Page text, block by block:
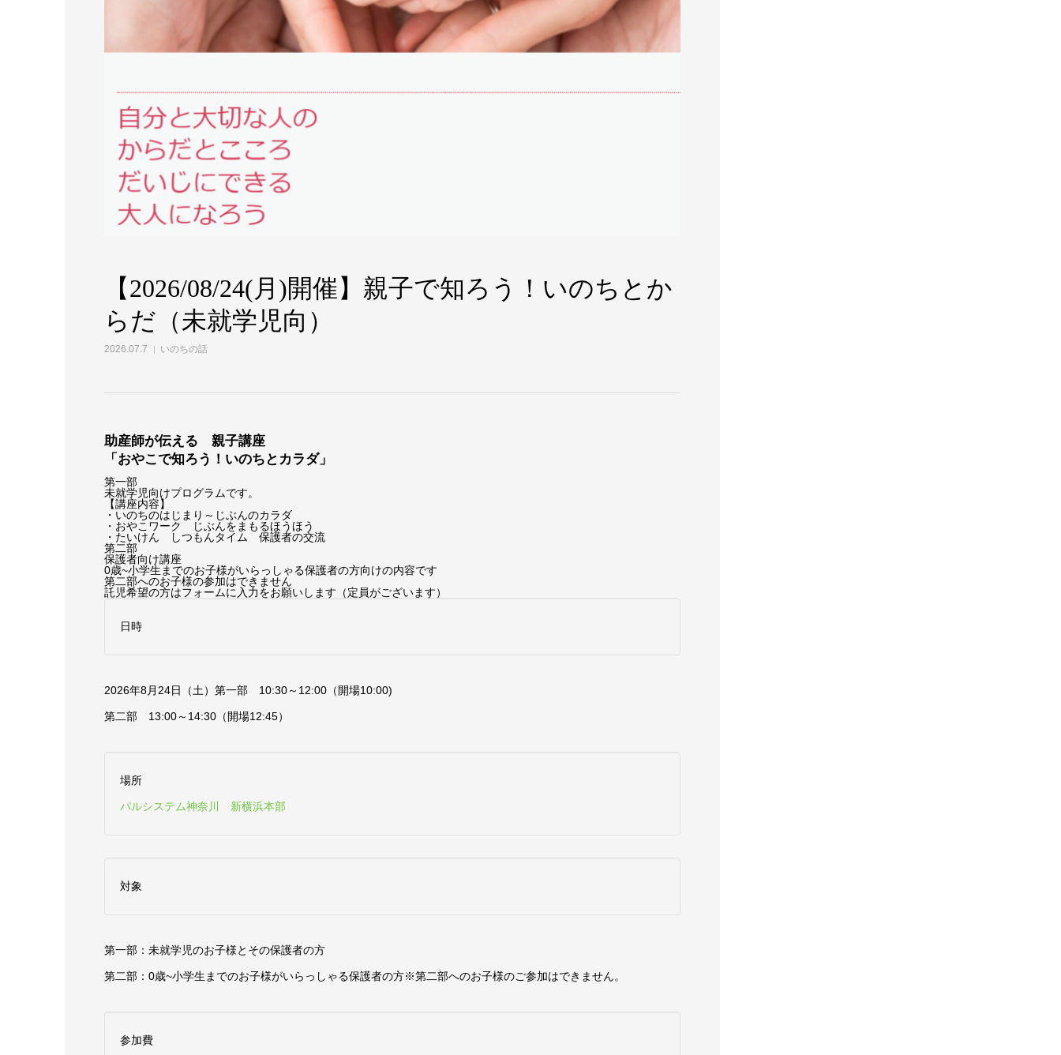
【2026/08/24(月)開催】親子で知ろう！いのちとか
らだ（未就学児向）
2026.07.7 いのちの話
助産師が伝える 親子講座
「おやこで知ろう！いのちとカラダ」
第一部
未就学児向けプログラムです。
【講座内容】
・いのちのはじまり～じぶんのカラダ
・おやこワーク じぶんをまもるほうほう
・たいけん しつもんタイム 保護者の交流
第二部
保護者向け講座
0歳~小学生までのお子様がいらっしゃる保護者の方向けの内容です
第二部へのお子様の参加はできません
託児希望の方はフォームに入力をお願いします（定員がございます）
日時
2026年8月24日（土）第一部 10:30～12:00（開場10:00)
第二部 13:00～14:30（開場12:45）
場所
パルシステム神奈川 新横浜本部
対象
第一部：未就学児のお子様とその保護者の方
第二部：0歳~小学生までのお子様がいらっしゃる保護者の方※第二部へのお子様のご参加はできません。
参加費